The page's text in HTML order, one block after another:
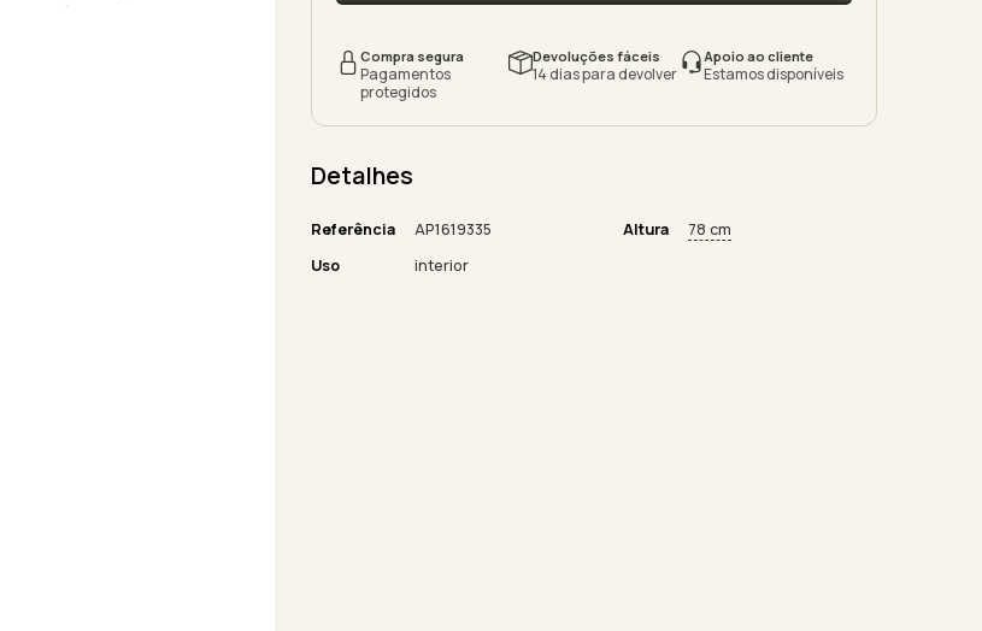
Compra segura
Pagamentos
protegidos
Devoluções fáceis
14 dias para devolver
Apoio ao cliente
Estamos disponíveis
Detalhes
Referência AP1619335 Altura
78 cm
Uso
interior